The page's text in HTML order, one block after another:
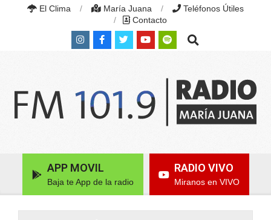
El Clima María Juana
Teléfonos Útiles
Contacto
Search
JUANA
FM
Navigation APP MOVIL
Baja te App de la radio
RADIO VIVO
Miranos en VIVO